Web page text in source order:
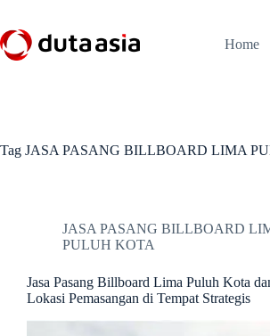
content
Home
Tag JASA PASANG BILLBOARD LIMA
JASA PASANG BILLBOARD
PULUH KOTA
Jasa Pasang Billboard Lima Puluh Kota
Lokasi Pemasangan di Tempat Strategis